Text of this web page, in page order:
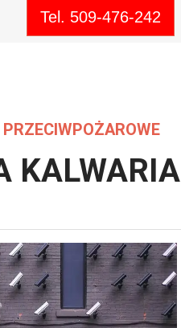
Tel. 509-476-242
KALWARIA